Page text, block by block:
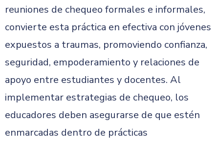
reuniones de chequeo formales e informales,
convierte esta práctica en efectiva con jóvenes
expuestos a traumas, promoviendo confianza,
seguridad, empoderamiento y relaciones de
apoyo entre estudiantes y docentes. Al
implementar estrategias de chequeo, los
educadores deben asegurarse de que estén
enmarcadas dentro de prácticas